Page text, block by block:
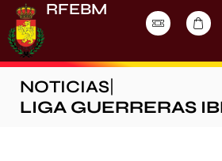
RFEBM
NOTICIAS
LIGA GUERRERAS